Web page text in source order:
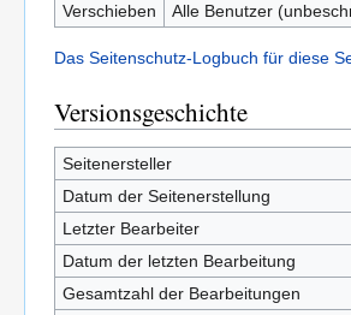
Verschieben
Alle Benutzer
Das Seitenschutz-Logbuch für diese
Versionsgeschichte
Seitenersteller
Datum der Seitenerstellung
Letzter Bearbeiter
Datum der letzten Bearbeitung
Gesamtzahl der Bearbeitungen